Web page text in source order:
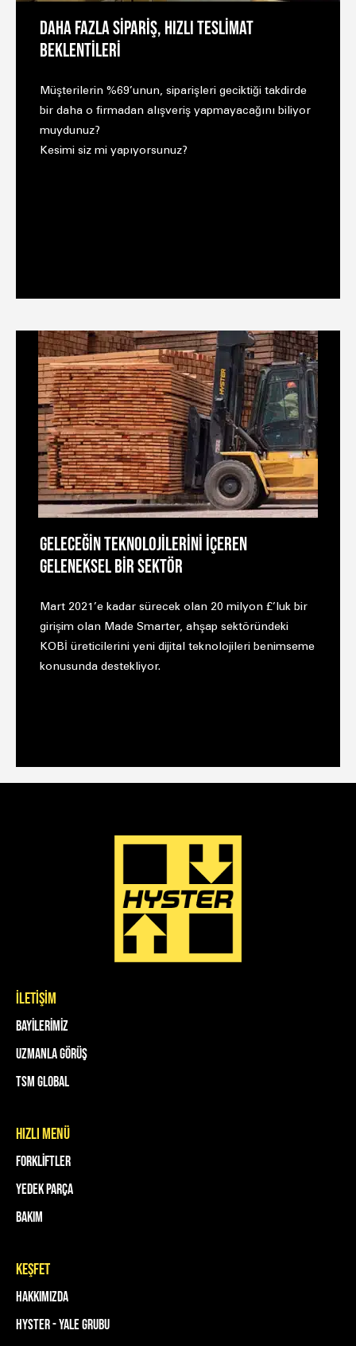
DAHA FAZLA SİPARİŞ, HIZLI TESLİMAT
BEKLENTİLERİ
Müşterilerin %69’unun, siparişleri geciktiği takdirde
bir daha o firmadan alışveriş yapmayacağını biliyor
muydunuz?
Kesimi siz mi yapıyorsunuz?
GELECEĞİN TEKNOLOJİLERİNİ İÇEREN
GELENEKSEL BİR SEKTÖR
Mart 2021’e kadar sürecek olan 20 milyon £’luk bir
girişim olan Made Smarter, ahşap sektöründeki
KOBİ üreticilerini yeni dijital teknolojileri benimseme
konusunda destekliyor.
İLETİŞİM
Bayilerimiz
Uzmanla Görüş
TSM Global
HIZLI MENÜ
Forkliftler
Yedek Parça
Bakım
keşfet
Hakkımızda
Hyster - Yale Grubu